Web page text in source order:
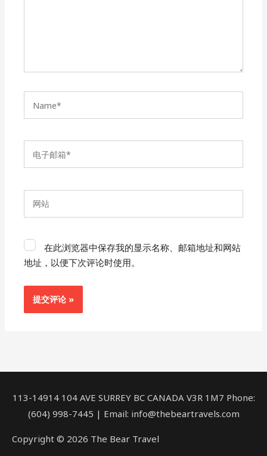
箱
在此浏览器中保存我的显示名称、邮箱地址和网站
地址，以便下次评论时使用。
113-14914 104 AVE SURREY BC CANADA V3R 1M7 Phone:
(604) 998-7445 | Email: info@thebeartravels.com
Copyright © 2026 The Bear Travel